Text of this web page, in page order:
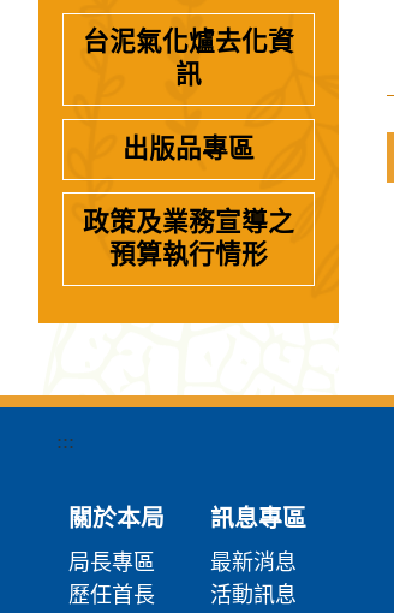
台泥氣化爐去化資
訊
出版品專區
政策及業務宣導之
預算執行情形
:::
關於本局
局長專區
歷任首長
訊息專區
最新消息
活動訊息